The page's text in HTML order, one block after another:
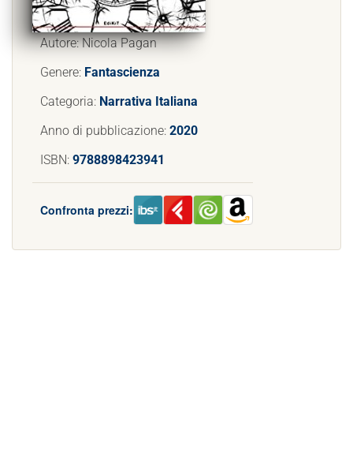
Autore: Nicola Pagan
Genere: Fantascienza
Categoria: Narrativa Italiana
Anno di pubblicazione: 2020
ISBN: 9788898423941
Confronta prezzi: